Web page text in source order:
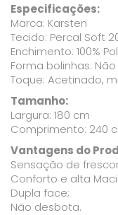
Especificações:
Marca: Karsten
Tecido: Percal Soft
Enchimento: 100%
Forma bolinhas: Não
Toque: Acetinado,
Tamanho:
Largura: 180 cm
Comprimento: 240
Vantagens do
Sensação de
Conforto e alta
Dupla face;
Não desbota.